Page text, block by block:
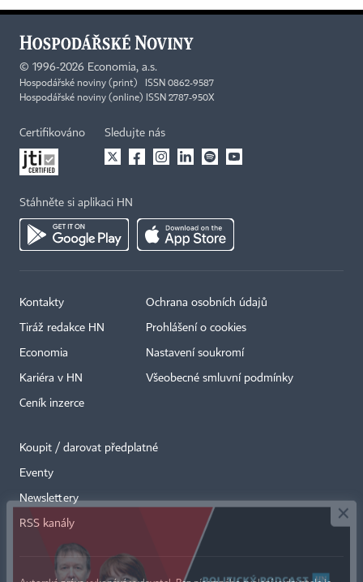
© 1996-2026 Economia, a.s.
Hospodářské noviny (print) ISSN 0862-9587
Hospodářské noviny (online) ISSN 2787-950X
Certifikováno Sledujte nás
Stáhněte si aplikaci HN
Kontakty
Tiráž redakce HN
Economia
Kariéra v HN
Ceník inzerce
Ochrana osobních údajů
Prohlášení o cookies
Nastavení soukromí
Všeobecné smluvní podmínky
Koupit / darovat předplatné
Eventy
Newslettery
RSS kanály